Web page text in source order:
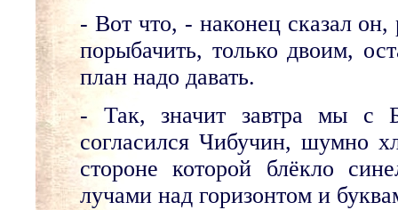
- Вот что, - наконец сказал
порыбачить, только двоим,
план надо давать.
- Так, значит завтра мы с
согласился Чибучин, шумно
стороне которой блёкло
лучами над горизонтом и